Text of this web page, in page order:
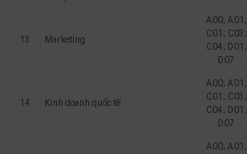
13 Marketing
A00; A01;
C01; C03;
C04; D01;
D07
14 Kinh doanh quốc tế
A00; A01;
C01; C03;
C04; D01;
D07
A00; A01;